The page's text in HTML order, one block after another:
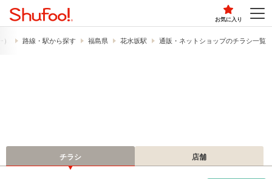
お気に入り
路線・駅から探す 福島県 花水坂駅 通販・ネットショップのチラシ一覧
チラシ 店舗